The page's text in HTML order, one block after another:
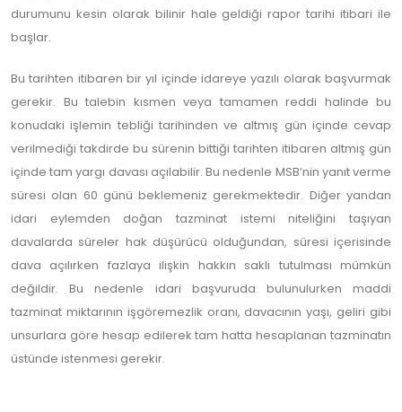
durumunu kesin olarak bilinir hale geldiği rapor tarihi itibari ile
başlar.
Bu tarihten itibaren bir yıl içinde idareye yazılı olarak başvurmak
gerekir. Bu talebin kısmen veya tamamen reddi halinde bu
konudaki işlemin tebliği tarihinden ve altmış gün içinde cevap
verilmediği takdirde bu sürenin bittiği tarihten itibaren altmış gün
içinde tam yargı davası açılabilir. Bu nedenle MSB’nin yanıt verme
süresi olan 60 günü beklemeniz gerekmektedir. Diğer yandan
idari eylemden doğan tazminat istemi niteliğini taşıyan
davalarda süreler hak düşürücü olduğundan, süresi içerisinde
dava açılırken fazlaya ilişkin hakkın saklı tutulması mümkün
değildir. Bu nedenle idari başvuruda bulunulurken maddi
tazminat miktarının işgöremezlik oranı, davacının yaşı, geliri gibi
unsurlara göre hesap edilerek tam hatta hesaplanan tazminatın
üstünde istenmesi gerekir.